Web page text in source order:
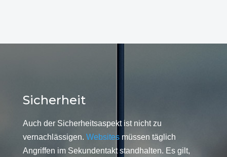
Sicherheit
Auch der Sicherheitsaspekt ist nicht zu
vernachlässigen. Websitesmüssen täglich
Angriffen im Sekundentakt standhalten. Es gilt,